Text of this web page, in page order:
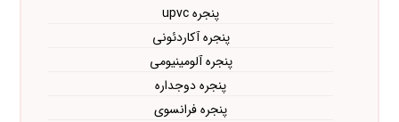
پنجره upvc
پنجره آکاردئونی
پنجره آلومینیومی
پنجره دوجداره
پنجره فرانسوی